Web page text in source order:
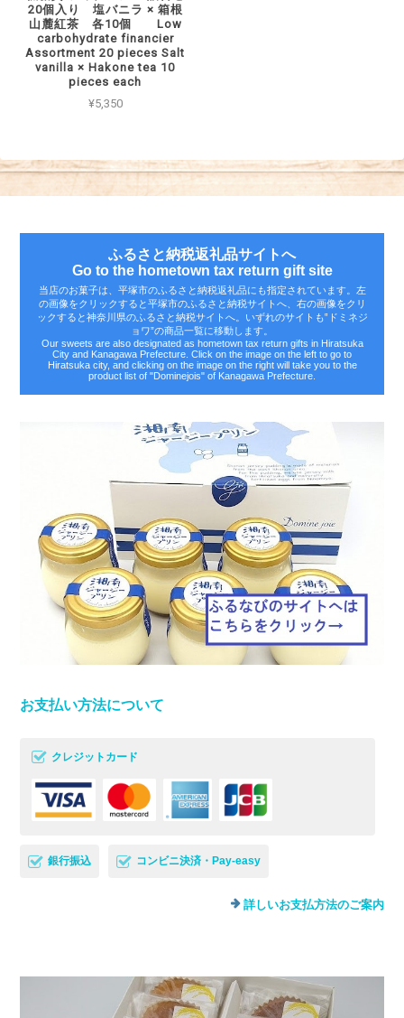
20個入り 塩バニラ × 箱根
山麓紅茶 各10個 Low
carbohydrate financier
Assortment 20 pieces Salt
vanilla × Hakone tea 10
pieces each
¥5,350
ふるさと納税返礼品サイトへ
Go to the hometown tax return gift site
当店のお菓子は、平塚市のふるさと納税返礼品にも指定されています。左
の画像をクリックすると平塚市のふるさと納税サイトへ、右の画像をクリ
ックすると神奈川県のふるさと納税サイトへ。いずれのサイトも‟ドミネジ
ョワ”の商品一覧に移動します。
Our sweets are also designated as hometown tax return gifts in Hiratsuka
City and Kanagawa Prefecture. Click on the image on the left to go to
Hiratsuka city, and clicking on the image on the right will take you to the
product list of "Dominejois" of Kanagawa Prefecture.
お支払い方法について
クレジットカード
銀行振込 コンビニ決済・Pay-easy
詳しいお支払方法のご案内